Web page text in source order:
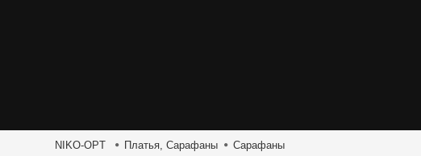
NIKO-OPT Платья, Сарафаны Сарафаны